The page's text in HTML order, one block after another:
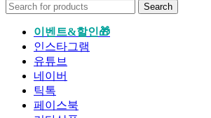
Search
이벤트&할인🎁
인스타그램
유튜브
네이버
틱톡
페이스북